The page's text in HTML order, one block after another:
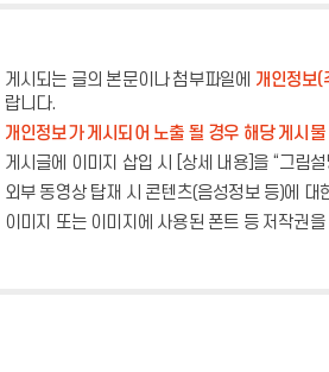
게시되는 글의 본문이나 첨부파일에 개인정보(
랍니다.
개인정보가 게시되어 노출 될 경우 해당 게시
게시글에 이미지 삽입 시 [상세 내용]을 “그림
외부 동영상 탑재 시 콘텐츠(음성정보 등)에
이미지 또는 이미지에 사용된 폰트 등 저작권